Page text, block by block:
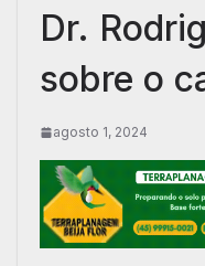
Dr.
sobre o
agosto 1, 2024